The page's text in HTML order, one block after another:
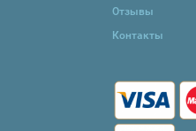
Отзывы
Контакты